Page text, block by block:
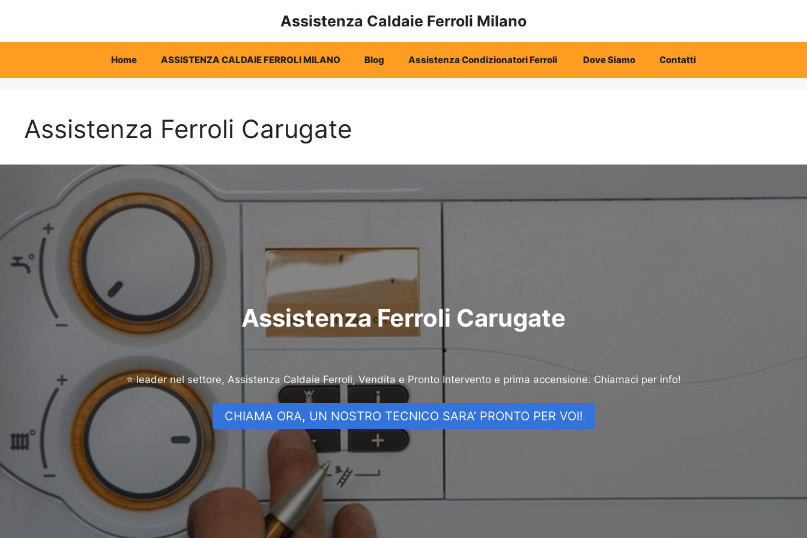
Assistenza Caldaie Ferroli Milano
Home ASSISTENZA CALDAIE FERROLI MILANO Blog Assistenza Condizionatori Ferroli Dove Siamo Contatti
Assistenza Ferroli Carugate
Assistenza Ferroli Carugate
⭐ leader nel settore, Assistenza Caldaie Ferroli, Vendita e Pronto Intervento e prima accensione. Chiamaci per info!
CHIAMA ORA, UN NOSTRO TECNICO SARA’ PRONTO PER VOI!